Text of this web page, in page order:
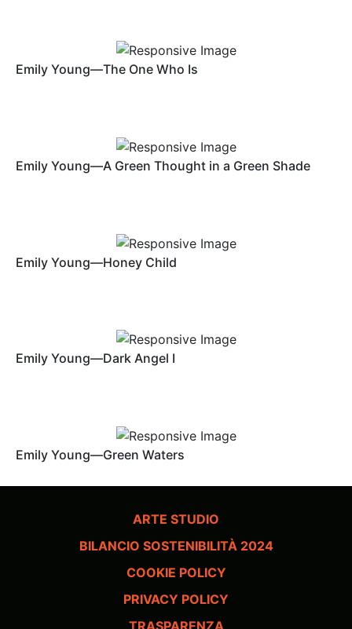
Emily Young—The One Who Is
Emily Young—A Green Thought in a Green Shade
Emily Young—Honey Child
Emily Young—Dark Angel I
Emily Young—Green Waters
ARTE STUDIO
BILANCIO SOSTENIBILITÀ 2024
COOKIE POLICY
PRIVACY POLICY
TRASPARENZA